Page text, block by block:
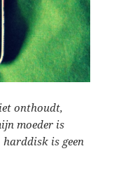
onthoudt,
moeder is
is geen